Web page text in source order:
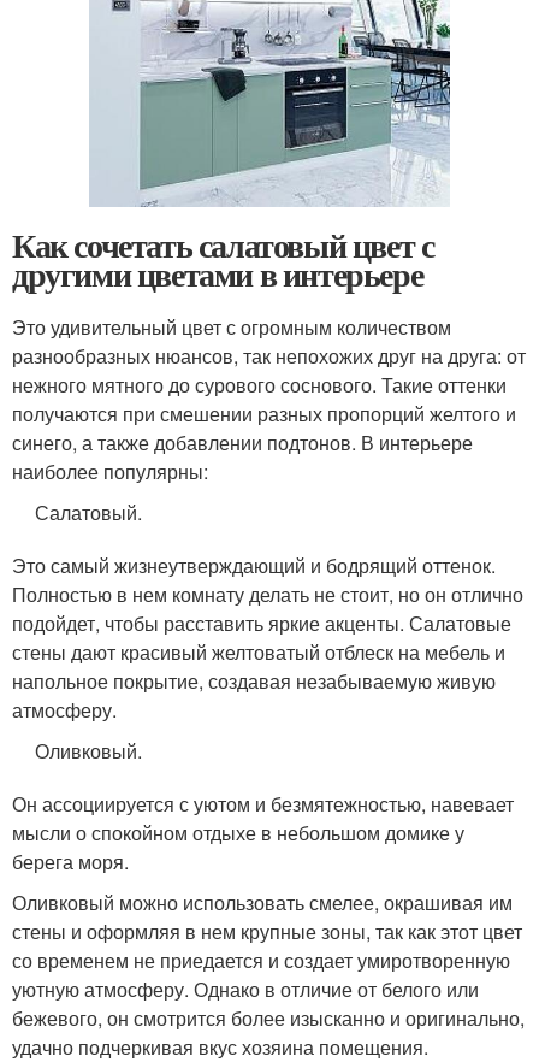
Как сочетать салатовый цвет с
другими цветами в интерьере
Это удивительный цвет с огромным количеством
разнообразных нюансов, так непохожих друг на друга: от
нежного мятного до сурового соснового. Такие оттенки
получаются при смешении разных пропорций желтого и
синего, а также добавлении подтонов. В интерьере
наиболее популярны:
Салатовый.
Это самый жизнеутверждающий и бодрящий оттенок.
Полностью в нем комнату делать не стоит, но он отлично
подойдет, чтобы расставить яркие акценты. Салатовые
стены дают красивый желтоватый отблеск на мебель и
напольное покрытие, создавая незабываемую живую
атмосферу.
Оливковый.
Он ассоциируется с уютом и безмятежностью, навевает
мысли о спокойном отдыхе в небольшом домике у
берега моря.
Оливковый можно использовать смелее, окрашивая им
стены и оформляя в нем крупные зоны, так как этот цвет
со временем не приедается и создает умиротворенную
уютную атмосферу. Однако в отличие от белого или
бежевого, он смотрится более изысканно и оригинально,
удачно подчеркивая вкус хозяина помещения.